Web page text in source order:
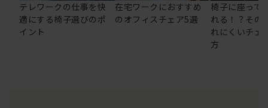
テレワークの仕事を快
適にする椅子選びのポ
イント
在宅ワークにおすすめ
のオフィスチェア5選
椅子に座って
れる！？その
れにくいチェ
方